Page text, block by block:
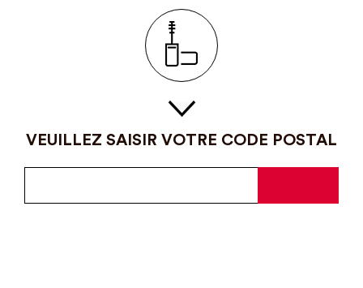
VEUILLEZ SAISIR VOTRE CODE POSTAL